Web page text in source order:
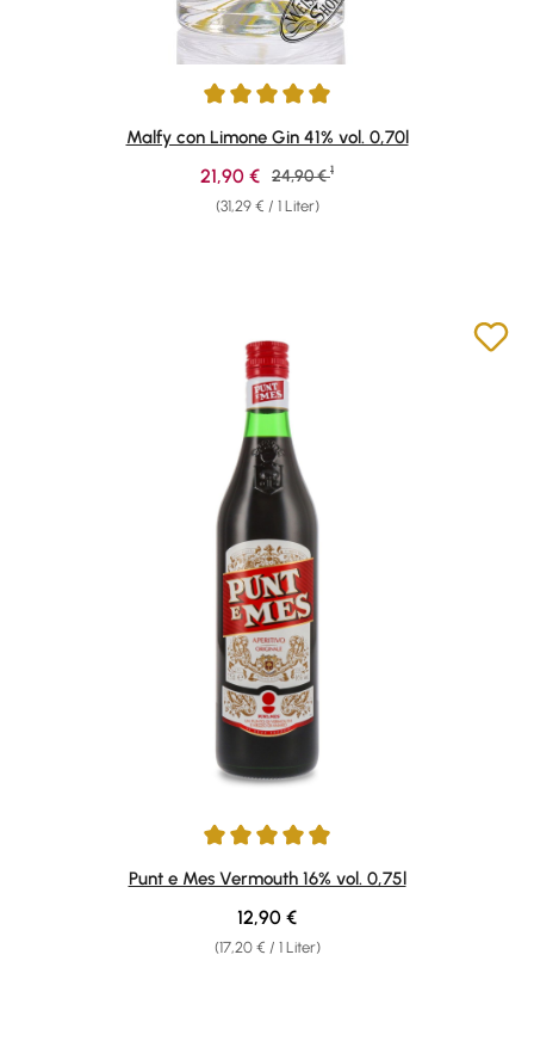
Durchschnittliche Bewertung von 4.92 von 5 Sternen
Malfy con Limone Gin 41% vol. 0,70l
(31,29 € / 1 Liter)
Verkaufspreis:
21,90 € Regulärer Preis:
24,90 € 1
Durchschnittliche Bewertung von 4.9 von 5 Sternen
Punt e Mes Vermouth 16% vol. 0,75l
(17,20 € / 1 Liter)
Regulärer Preis:
12,90 €